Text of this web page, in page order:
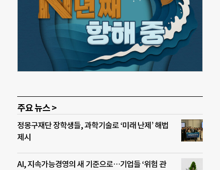
주요 뉴스 >
정몽구재단 장학생들, 과학기술로 ‘미래 난제’ 해법
제시
AI, 지속가능경영의 새 기준으로…기업들 ‘위험 관